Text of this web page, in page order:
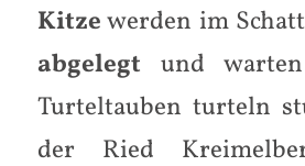
Kitzewerden im
abgelegt und
Turteltauben turteln
der Ried